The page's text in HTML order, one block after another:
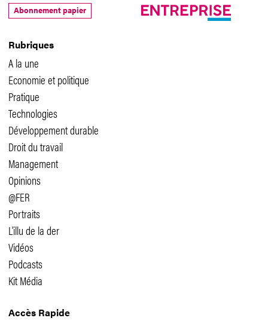
Rubriques
A la une
Economie et politique
Pratique
Technologies
Développement durable
Droit du travail
Management
Opinions
@FER
Portraits
L'illu de la der
Vidéos
Podcasts
Kit Média
Accès Rapide
Abonnement papier